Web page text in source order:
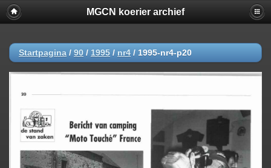
MGCN koerier archief
Startpagina / 90 / 1995 / nr4 / 1995-nr4-p20